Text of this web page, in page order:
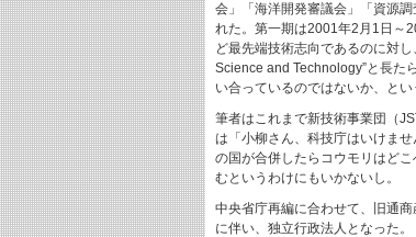
会」「海洋開発審議会」「資源
れた。第一期は2001年2月1日～
ど最先端技術志向であるのに対
Science and Technology”と長た
い合っているのではないか、と
筆者はこれまで新技術事業団（
は「小柳さん、科技庁はいけま
の国が合併したらコウモリはど
むというわけにもいかないし。
中央省庁再編に合わせて、旧通
に伴い、独立行政法人となった。